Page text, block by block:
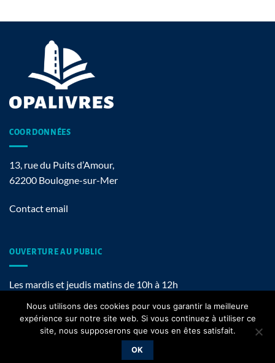
COORDONNÉES
13, rue du Puits d’Amour,
62200 Boulogne-sur-Mer
Contact email
OUVERTURE AU PUBLIC
Les mardis et jeudis matins de 10h à 12h
Mentions légales
Copyright 2026 ©
Nous utilisons des cookies pour vous garantir la meilleure
expérience sur notre site web. Si vous continuez à utiliser ce
site, nous supposerons que vous en êtes satisfait.
OK